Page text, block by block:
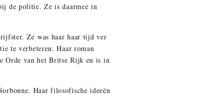
de politie. Ze is daarmee in
Ze was haar haar tijd ver
te verbeteren. Haar roman
Orde van het Britse Rijk en is in
Haar filosofische ideeën